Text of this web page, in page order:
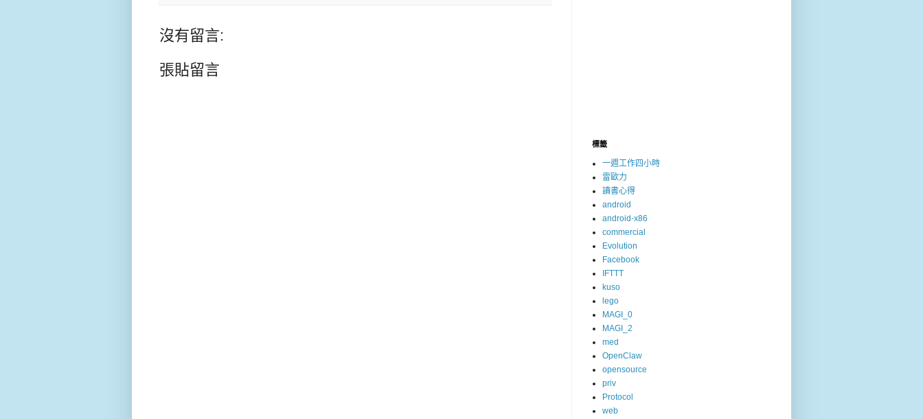
沒有留言:
張貼留言
標籤
一週工作四小時
雷歐力
讀書心得
android
android-x86
commercial
Evolution
Facebook
IFTTT
kuso
lego
MAGI_0
MAGI_2
med
OpenClaw
opensource
priv
Protocol
web